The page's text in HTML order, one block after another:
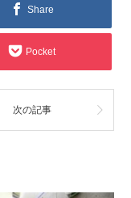
Share
Pocket
次の記事